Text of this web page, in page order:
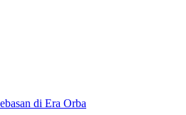
di Era Orba